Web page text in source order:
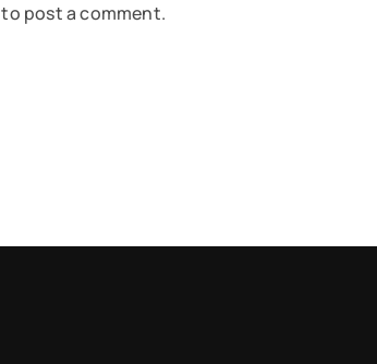
to post a comment.